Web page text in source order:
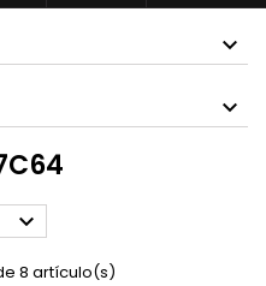

8 artículo(s)